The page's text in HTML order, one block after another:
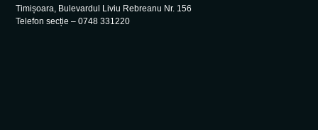
Timișoara, Bulevardul Liviu Rebreanu Nr. 156
Telefon secție – 0748 331220